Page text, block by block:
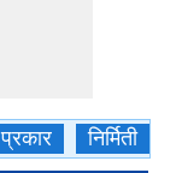
प्रकार निर्मिती